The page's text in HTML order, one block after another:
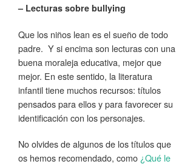
– Lecturas sobre bullying
Que los niños lean es el sueño de todo
padre. Y si encima son lecturas con una
buena moraleja educativa, mejor que
mejor. En este sentido, la literatura
infantil tiene muchos recursos: títulos
pensados para ellos y para favorecer su
identificación con los personajes.
No olvides de algunos de los títulos que
os hemos recomendado, como ¿Qué le